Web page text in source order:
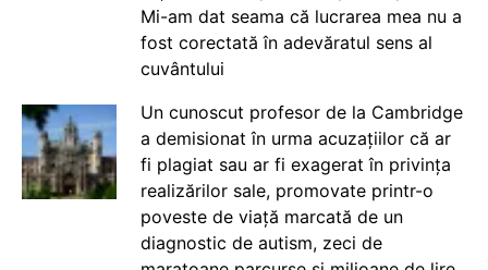
Mi-am dat seama că lucrarea mea nu a
fost corectată în adevăratul sens al
cuvântului
Un cunoscut profesor de la Cambridge
a demisionat în urma acuzațiilor că ar
fi plagiat sau ar fi exagerat în privința
realizărilor sale, promovate printr-o
poveste de viață marcată de un
diagnostic de autism, zeci de